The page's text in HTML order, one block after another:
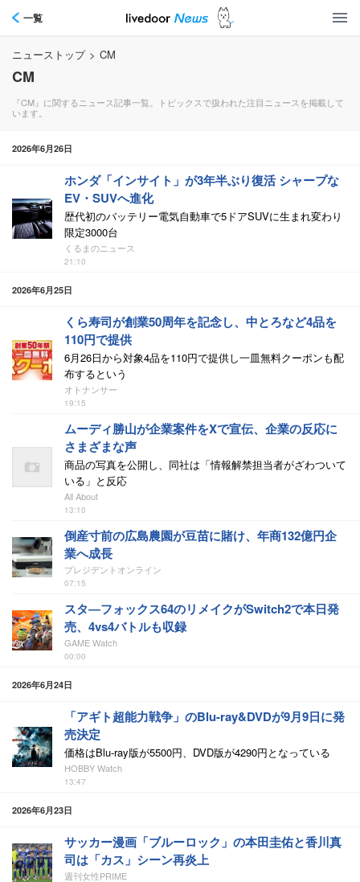
一覧
ニューストップ > CM
CM
『CM』に関するニュース記事一覧。トピックスで扱われた注目ニュースを掲載して
います。
2026年6月26日
ホンダ「インサイト」が3年半ぶり復活 シャープな
EV・SUVへ進化
歴代初のバッテリー電気自動車で5ドアSUVに生まれ変わり
限定3000台
くるまのニュース
21:10
2026年6月25日
くら寿司が創業50周年を記念し、中とろなど4品を
110円で提供
6月26日から対象4品を110円で提供し一皿無料クーポンも配
布するという
オトナンサー
19:15
ムーディ勝山が企業案件をXで宣伝、企業の反応に
さまざまな声
商品の写真を公開し、同社は「情報解禁担当者がざわついて
いる」と反応
All About
13:10
倒産寸前の広島農園が豆苗に賭け、年商132億円企
業へ成長
プレジデントオンライン
07:15
スタ―フォックス64のリメイクがSwitch2で本日発
売、4vs4バトルも収録
GAME Watch
00:00
2026年6月24日
「アギト超能力戦争」のBlu-ray&DVDが9月9日に発
売決定
価格はBlu-ray版が5500円、DVD版が4290円となっている
HOBBY Watch
13:47
2026年6月23日
サッカー漫画「ブルーロック」の本田圭佑と香川真
司は「カス」シーン再炎上
週刊女性PRIME